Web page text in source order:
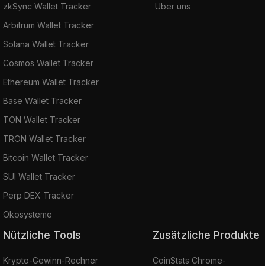
zkSync Wallet Tracker
Arbitrum Wallet Tracker
Solana Wallet Tracker
Cosmos Wallet Tracker
Ethereum Wallet Tracker
Base Wallet Tracker
TON Wallet Tracker
TRON Wallet Tracker
Bitcoin Wallet Tracker
SUI Wallet Tracker
Perp DEX Tracker
Ökosysteme
Über uns
Nützliche Tools
Krypto-Gewinn-Rechner
Zusätzliche Produkte
CoinStats Chrome-